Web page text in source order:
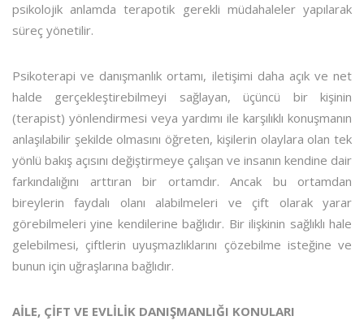
psikolojik anlamda terapotik gerekli müdahaleler yapılarak
süreç yönetilir.
Psikoterapi ve danışmanlık ortamı, iletişimi daha açık ve net
halde gerçekleştirebilmeyi sağlayan, üçüncü bir kişinin
(terapist) yönlendirmesi veya yardımı ile karşılıklı konuşmanın
anlaşılabilir şekilde olmasını öğreten, kişilerin olaylara olan tek
yönlü bakış açısını değiştirmeye çalışan ve insanın kendine dair
farkındalığını arttıran bir ortamdır. Ancak bu ortamdan
bireylerin faydalı olanı alabilmeleri ve çift olarak yarar
görebilmeleri yine kendilerine bağlıdır. Bir ilişkinin sağlıklı hale
gelebilmesi, çiftlerin uyuşmazlıklarını çözebilme isteğine ve
bunun için uğraşlarına bağlıdır.
AİLE, ÇİFT VE EVLİLİK DANIŞMANLIĞI KONULARI